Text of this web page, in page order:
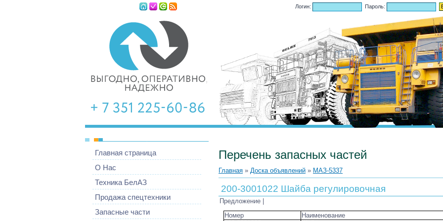
Логин: Пароль:
Главная страница
О Нас
Техника БелАЗ
Продажа спецтехники
Запасные части
Перечень запасных частей
Главная » Доска объявлений » МАЗ-5337
200-3001022 Шайба регулировочная
Предложение |
Номер Наименование